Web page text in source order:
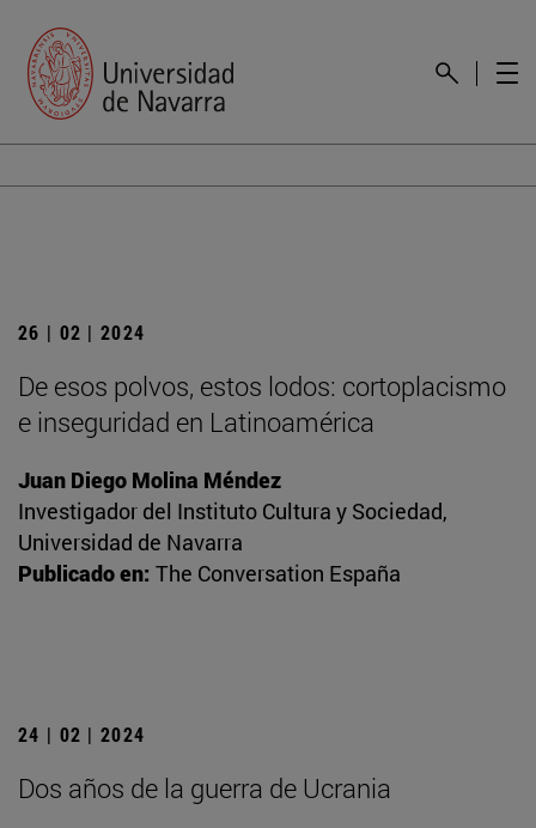
26 | 02 | 2024
De esos polvos, estos lodos: cortoplacismo
e inseguridad en Latinoamérica
Juan Diego Molina Méndez
Investigador del Instituto Cultura y Sociedad,
Universidad de Navarra
Publicado en: The Conversation España
24 | 02 | 2024
Dos años de la guerra de Ucrania